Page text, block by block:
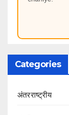
Categories
अंतरराष्ट्रीय